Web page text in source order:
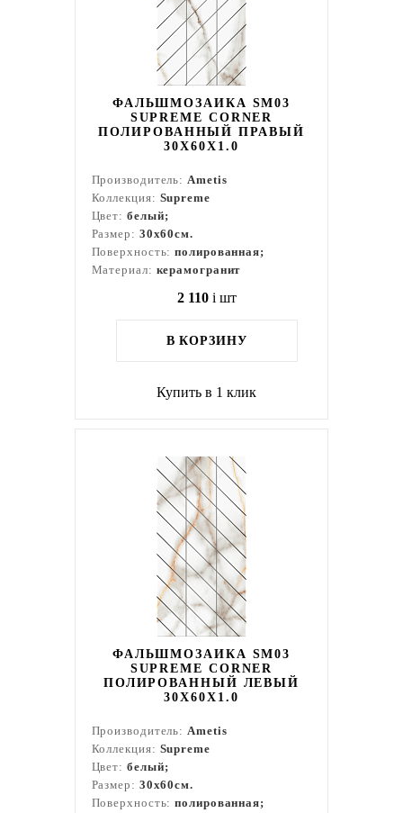
ФАЛЬШМОЗАИКА SM03
SUPREME CORNER
ПОЛИРОВАННЫЙ ПРАВЫЙ
30X60X1.0
Производитель:Ametis
Коллекция: Supreme
Цвет: белый;
Размер: 30x60см.
Поверхность:полированная;
Материал: керамогранит
2 110 i шт
В КОРЗИНУ
Купить в 1 клик
ФАЛЬШМОЗАИКА SM03
SUPREME CORNER
ПОЛИРОВАННЫЙ ЛЕВЫЙ
30X60X1.0
Производитель:Ametis
Коллекция: Supreme
Цвет: белый;
Размер: 30x60см.
Поверхность:полированная;